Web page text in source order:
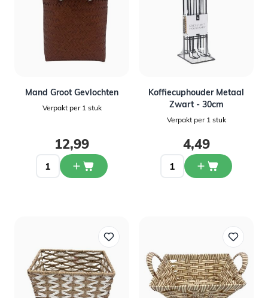
Mand Groot Gevlochten
Verpakt per 1 stuk
12,99
Koffiecuphouder Metaal
Zwart - 30cm
Verpakt per 1 stuk
4,49